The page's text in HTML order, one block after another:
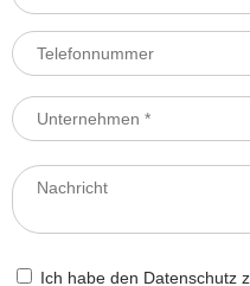
Ich habe den Datenschutz